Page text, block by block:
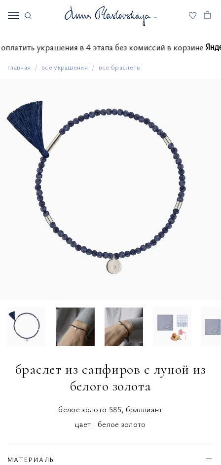
оплатить украшения в 4 этапа без комиссий в корзине
главная все украшения все браслеты
браслет из сапфиров с луной из
белого золота
белое золото 585, бриллиант
цвет: белое золото
МАТЕРИАЛЫ